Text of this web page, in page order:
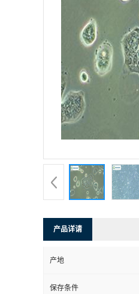
产品详请
产地
保存条件